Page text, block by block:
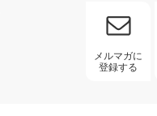
メルマガに
登録する